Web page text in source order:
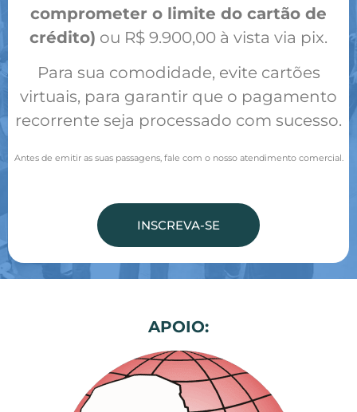
comprometer o limite do cartão de
crédito) ou R$ 9.900,00 à vista via pix.
Para sua comodidade, evite cartões
virtuais, para garantir que o pagamento
recorrente seja processado com sucesso.
Antes de emitir as suas passagens, fale com o nosso atendimento comercial.
INSCREVA-SE
APOIO:​